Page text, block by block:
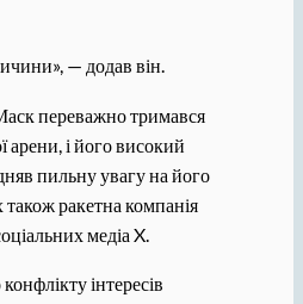
— додав він.
переважно тримався
арени, і його високий
пильну увагу на його
також ракетна компанія
медіа X.
інтересів